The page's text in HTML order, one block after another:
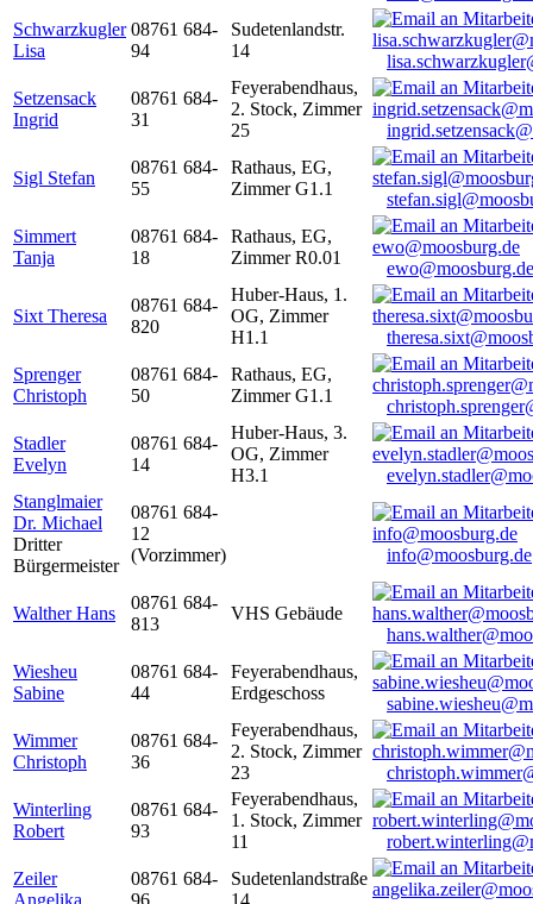
Schwarzkugler
Lisa
08761 684-
94
Sudetenlandstr.
14
Setzensack
Ingrid
08761 684-
31
Feyerabendhaus,
2. Stock, Zimmer
25
Sigl Stefan
08761 684-
55
Rathaus, EG,
Zimmer G1.1
Simmert
Tanja
08761 684-
18
Rathaus, EG,
Zimmer R0.01
ewo@moosburg.de
Sixt Theresa
08761 684-
820
Huber-Haus, 1.
OG, Zimmer
H1.1
Sprenger
Christoph
08761 684-
50
Rathaus, EG,
Zimmer G1.1
Stadler
Evelyn
08761 684-
14
Huber-Haus, 3.
OG, Zimmer
H3.1
Stanglmaier
Dr. Michael
Dritter
Bürgermeister
08761 684-
12
(Vorzimmer)
info@moosburg.de
Walther Hans
08761 684-
813
VHS Gebäude
Wiesheu
Sabine
08761 684-
44
Feyerabendhaus,
Erdgeschoss
Wimmer
Christoph
08761 684-
36
Feyerabendhaus,
2. Stock, Zimmer
23
Winterling
Robert
08761 684-
93
Feyerabendhaus,
1. Stock, Zimmer
11
Zeiler
Angelika
08761 684-
96
Sudetenlandstraße
14